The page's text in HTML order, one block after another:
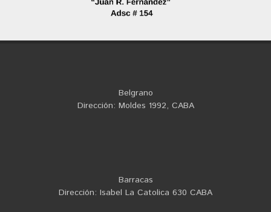
Belgrano
Dirección: Moldes 1992, CABA
Barracas
Dirección: Isabel La Catolica 630 CABA